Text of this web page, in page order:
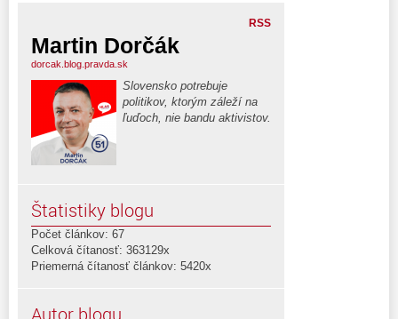
RSS
Martin Dorčák
dorcak.blog.pravda.sk
Slovensko potrebuje
politikov, ktorým záleží na
ľuďoch, nie bandu aktivistov.
Štatistiky blogu
Počet článkov: 67
Celková čítanosť: 363129x
Priemerná čítanosť článkov: 5420x